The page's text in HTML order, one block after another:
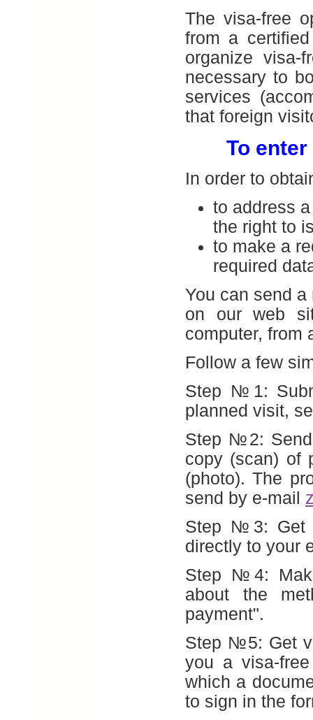
The visa-free
from a
organize
necessary to
services
that foreign
To
In order to
to address
the right to
to make a
required
You can send
on our web
computer, from
Follow a few
Step №1:
planned visit,
Step №2: Send
copy (scan) of
(photo). The
send by e-mail
Step №3: Get
directly to your
Step №4:
about the
payment".
Step №5: Get
you a visa-
which a
to sign in the